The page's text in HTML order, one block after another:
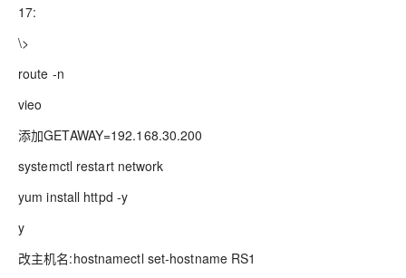
17:
\>
route -n
vieo
添加GETAWAY=192.168.30.200
systemctl restart network
yum install httpd -y
y
改主机名:hostnamectl set-hostname RS1